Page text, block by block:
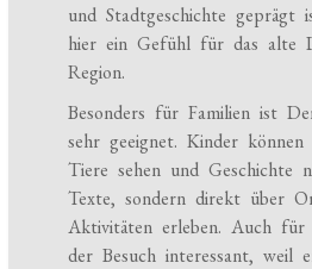
und Stadtgeschichte geprägt
hier ein Gefühl für das alte
Region.
Besonders für Familien ist
sehr geeignet. Kinder
Tiere sehen und Geschichte
Texte, sondern direkt über
Aktivitäten erleben. Auch für
der Besuch interessant, weil